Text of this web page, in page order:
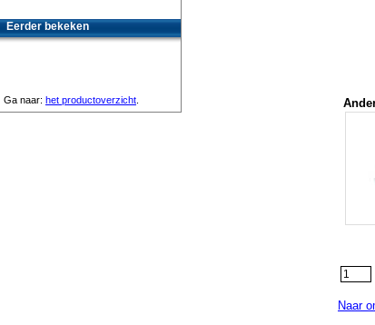
Naar
Eerder bekeken
Ga naar: het productoverzicht